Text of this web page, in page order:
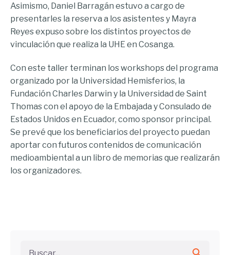
Asimismo, Daniel Barragán estuvo a cargo de
presentarles la reserva a los asistentes y Mayra
Reyes expuso sobre los distintos proyectos de
vinculación que realiza la UHE en Cosanga.
Con este taller terminan los workshops del programa
organizado por la Universidad Hemisferios, la
Fundación Charles Darwin y la Universidad de Saint
Thomas con el apoyo de la Embajada y Consulado de
Estados Unidos en Ecuador, como sponsor principal.
Se prevé que los beneficiarios del proyecto puedan
aportar con futuros contenidos de comunicación
medioambiental a un libro de memorias que realizarán
los organizadores.